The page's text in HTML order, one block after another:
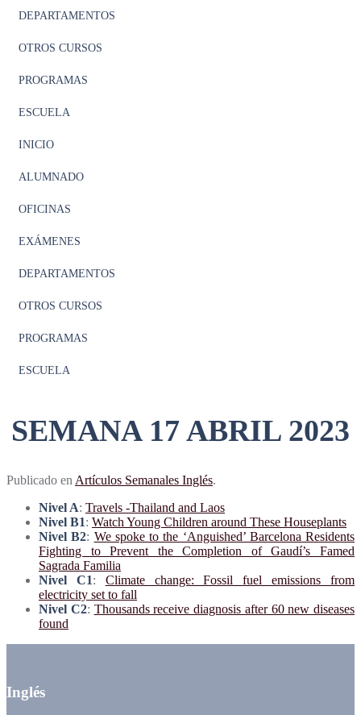
DEPARTAMENTOS
OTROS CURSOS
PROGRAMAS
ESCUELA
INICIO
ALUMNADO
OFICINAS
EXÁMENES
DEPARTAMENTOS
OTROS CURSOS
PROGRAMAS
ESCUELA
SEMANA 17 ABRIL 2023
Publicado en Artículos Semanales Inglés.
Nivel A: Travels -Thailand and Laos
Nivel B1: Watch Young Children around These Houseplants
Nivel B2: We spoke to the ‘Anguished’ Barcelona Residents
Fighting to Prevent the Completion of Gaudí’s Famed
Sagrada Familia
Nivel C1: Climate change: Fossil fuel emissions from
electricity set to fall
Nivel C2: Thousands receive diagnosis after 60 new diseases
found
Inglés